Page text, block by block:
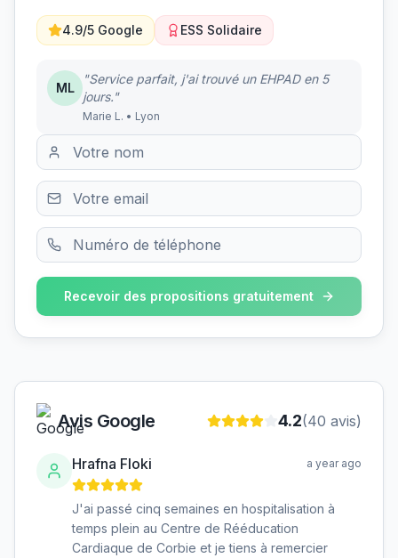
4.9/5 Google ESS Solidaire
ML
"Service parfait, j'ai trouvé un EHPAD en 5
jours."
Marie L. • Lyon
Recevoir des propositions gratuitement
Avis Google 4.2(40 avis)
Hrafna Floki a year ago
J'ai passé cinq semaines en hospitalisation à
temps plein au Centre de Rééducation
Cardiaque de Corbie et je tiens à remercier